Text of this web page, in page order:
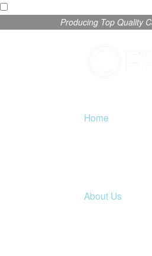
Producing Top Quality
Home
About Us